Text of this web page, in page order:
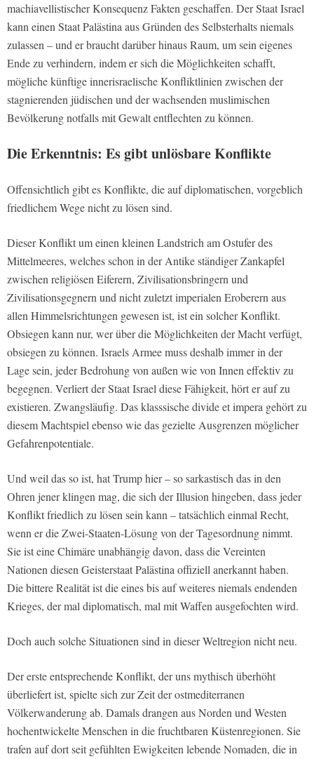
machiavellistischer Konsequenz Fakten geschaffen. Der Staat Israel
kann einen Staat Palästina aus Gründen des Selbsterhalts niemals
zulassen – und er braucht darüber hinaus Raum, um sein eigenes
Ende zu verhindern, indem er sich die Möglichkeiten schafft,
mögliche künftige innerisraelische Konfliktlinien zwischen der
stagnierenden jüdischen und der wachsenden muslimischen
Bevölkerung notfalls mit Gewalt entflechten zu können.
Die Erkenntnis: Es gibt unlösbare Konflikte
Offensichtlich gibt es Konflikte, die auf diplomatischen, vorgeblich
friedlichem Wege nicht zu lösen sind.
Dieser Konflikt um einen kleinen Landstrich am Ostufer des
Mittelmeeres, welches schon in der Antike ständiger Zankapfel
zwischen religiösen Eiferern, Zivilisationsbringern und
Zivilisationsgegnern und nicht zuletzt imperialen Eroberern aus
allen Himmelsrichtungen gewesen ist, ist ein solcher Konflikt.
Obsiegen kann nur, wer über die Möglichkeiten der Macht verfügt,
obsiegen zu können. Israels Armee muss deshalb immer in der
Lage sein, jeder Bedrohung von außen wie von Innen effektiv zu
begegnen. Verliert der Staat Israel diese Fähigkeit, hört er auf zu
existieren. Zwangsläufig. Das klasssische divide et impera gehört zu
diesem Machtspiel ebenso wie das gezielte Ausgrenzen möglicher
Gefahrenpotentiale.
Und weil das so ist, hat Trump hier – so sarkastisch das in den
Ohren jener klingen mag, die sich der Illusion hingeben, dass jeder
Konflikt friedlich zu lösen sein kann – tatsächlich einmal Recht,
wenn er die Zwei-Staaten-Lösung von der Tagesordnung nimmt.
Sie ist eine Chimäre unabhängig davon, dass die Vereinten
Nationen diesen Geisterstaat Palästina offiziell anerkannt haben.
Die bittere Realität ist die eines bis auf weiteres niemals endenden
Krieges, der mal diplomatisch, mal mit Waffen ausgefochten wird.
Doch auch solche Situationen sind in dieser Weltregion nicht neu.
Der erste entsprechende Konflikt, der uns mythisch überhöht
überliefert ist, spielte sich zur Zeit der ostmediterranen
Völkerwanderung ab. Damals drangen aus Norden und Westen
hochentwickelte Menschen in die fruchtbaren Küstenregionen. Sie
trafen auf dort seit gefühlten Ewigkeiten lebende Nomaden, die in